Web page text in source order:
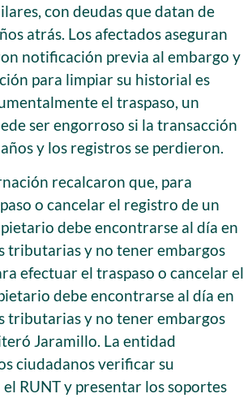
con deudas que datan de
atrás. Los afectados aseguran
notificación previa al embargo y
para limpiar su historial es
el traspaso, un
ser engorroso si la transacción
y los registros se perdieron.
recalcaron que, para
o cancelar el registro de un
debe encontrarse al día en
tributarias y no tener embargos
efectuar el traspaso o cancelar el
debe encontrarse al día en
tributarias y no tener embargos
Jaramillo. La entidad
ciudadanos verificar su
RUNT y presentar los soportes